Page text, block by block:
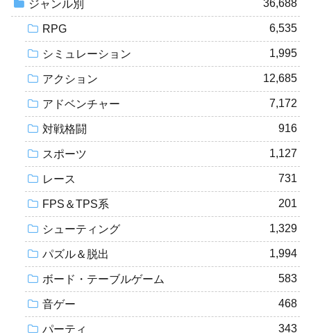
ジャンル別 36,688
RPG 6,535
シミュレーション 1,995
アクション 12,685
アドベンチャー 7,172
対戦格闘 916
スポーツ 1,127
レース 731
FPS＆TPS系 201
シューティング 1,329
パズル＆脱出 1,994
ボード・テーブルゲーム 583
音ゲー 468
パーティ 343